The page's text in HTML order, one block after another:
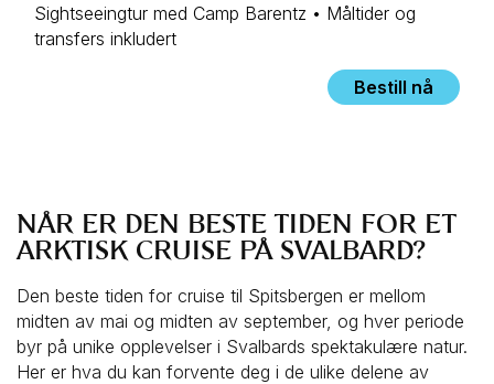
Sightseeingtur med Camp Barentz • Måltider og
transfers inkludert
Bestill nå
NÅR ER DEN BESTE TIDEN FOR ET
ARKTISK CRUISE PÅ SVALBARD?
Den beste tiden for cruise til Spitsbergen er mellom
midten av mai og midten av september, og hver periode
byr på unike opplevelser i Svalbards spektakulære natur.
Her er hva du kan forvente deg i de ulike delene av